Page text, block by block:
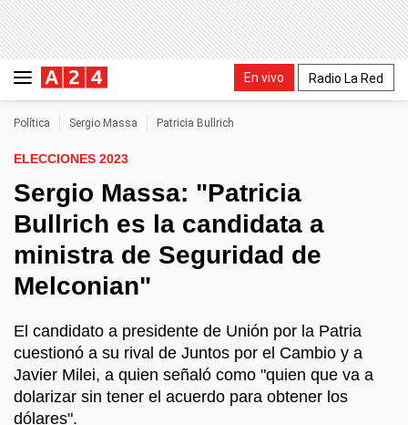
En vivo Radio La Red
Política Sergio Massa Patricia Bullrich
ELECCIONES 2023
Sergio Massa: "Patricia
Bullrich es la candidata a
ministra de Seguridad de
Melconian"
El candidato a presidente de Unión por la Patria
cuestionó a su rival de Juntos por el Cambio y a
Javier Milei, a quien señaló como "quien que va a
dolarizar sin tener el acuerdo para obtener los
dólares".